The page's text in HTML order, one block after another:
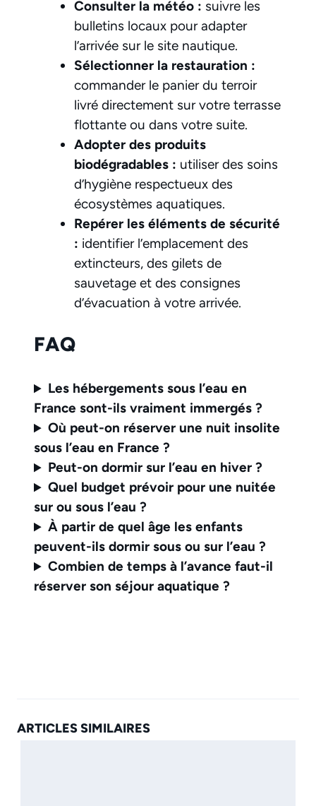
Consulter la météo : suivre les
bulletins locaux pour adapter
l’arrivée sur le site nautique.
Sélectionner la restauration :
commander le panier du terroir
livré directement sur votre terrasse
flottante ou dans votre suite.
Adopter des produits
biodégradables : utiliser des soins
d’hygiène respectueux des
écosystèmes aquatiques.
Repérer les éléments de sécurité
: identifier l’emplacement des
extincteurs, des gilets de
sauvetage et des consignes
d’évacuation à votre arrivée.
FAQ
Les hébergements sous l’eau en
France sont-ils vraiment immergés ?
Où peut-on réserver une nuit insolite
sous l’eau en France ?
Peut-on dormir sur l’eau en hiver ?
Quel budget prévoir pour une nuitée
sur ou sous l’eau ?
À partir de quel âge les enfants
peuvent-ils dormir sous ou sur l’eau ?
Combien de temps à l’avance faut-il
réserver son séjour aquatique ?
ARTICLES SIMILAIRES